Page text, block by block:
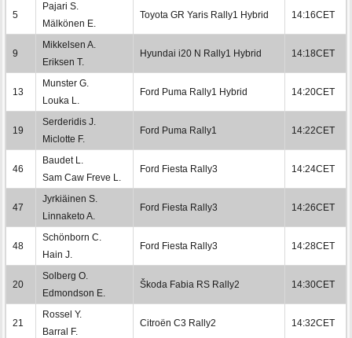
5
Pajari S.
Mälkönen E.
Toyota GR Yaris Rally1 Hybrid 14:16CET
9
Mikkelsen A.
Eriksen T.
Hyundai i20 N Rally1 Hybrid 14:18CET
13
Munster G.
Louka L.
Ford Puma Rally1 Hybrid 14:20CET
19
Serderidis J.
Miclotte F.
Ford Puma Rally1 14:22CET
46
Baudet L.
Sam Caw Freve L.
Ford Fiesta Rally3 14:24CET
47
Jyrkiäinen S.
Linnaketo A.
Ford Fiesta Rally3 14:26CET
48
Schönborn C.
Hain J.
Ford Fiesta Rally3 14:28CET
20
Solberg O.
Edmondson E.
Škoda Fabia RS Rally2 14:30CET
21
Rossel Y.
Barral F.
Citroën C3 Rally2 14:32CET